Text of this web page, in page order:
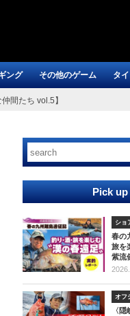
ング その他のゲーム タ
間たち vol.5】
Pick
ショ
春の
旅を
紫流
オフ
〈